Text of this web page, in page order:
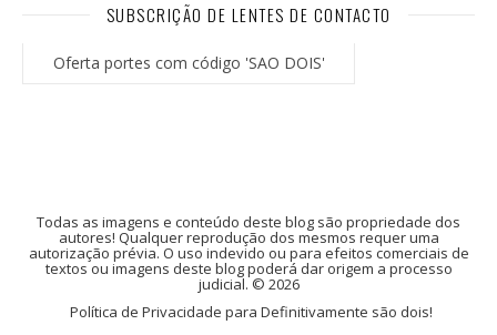
SUBSCRIÇÃO DE LENTES DE CONTACTO
Oferta portes com código 'SAO DOIS'
Todas as imagens e conteúdo deste blog são propriedade dos
autores! Qualquer reprodução dos mesmos requer uma
autorização prévia. O uso indevido ou para efeitos comerciais de
textos ou imagens deste blog poderá dar origem a processo
judicial. © 2026
Política de Privacidade para Definitivamente são dois!